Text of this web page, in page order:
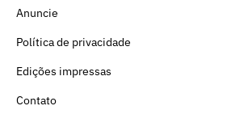
Anuncie
Política de privacidade
Edições impressas
Contato